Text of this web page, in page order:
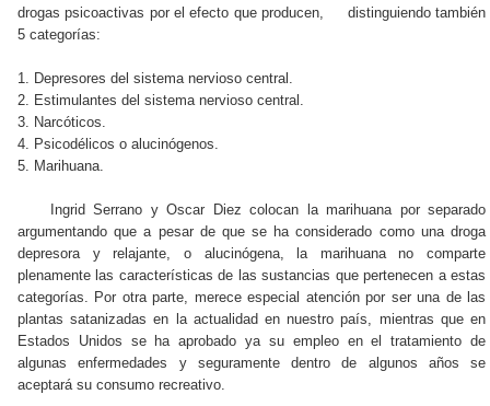
drogas psicoactivas por el efecto que producen, distinguiendo también
5 categorías:
1. Depresores del sistema nervioso central.
2. Estimulantes del sistema nervioso central.
3. Narcóticos.
4. Psicodélicos o alucinógenos.
5. Marihuana.
Ingrid Serrano y Oscar Diez colocan la marihuana por separado
argumentando que a pesar de que se ha considerado como una droga
depresora y relajante, o alucinógena, la marihuana no comparte
plenamente las características de las sustancias que pertenecen a estas
categorías. Por otra parte, merece especial atención por ser una de las
plantas satanizadas en la actualidad en nuestro país, mientras que en
Estados Unidos se ha aprobado ya su empleo en el tratamiento de
algunas enfermedades y seguramente dentro de algunos años se
aceptará su consumo recreativo.